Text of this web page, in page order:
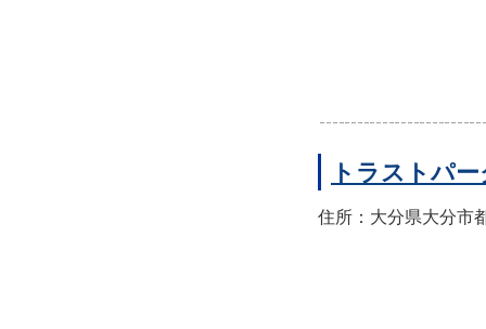
トラストパ
住所：大分県大分市